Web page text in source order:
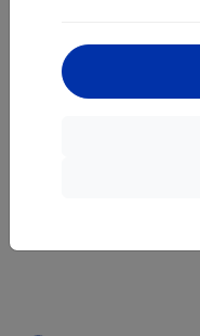
I lager > 5 st